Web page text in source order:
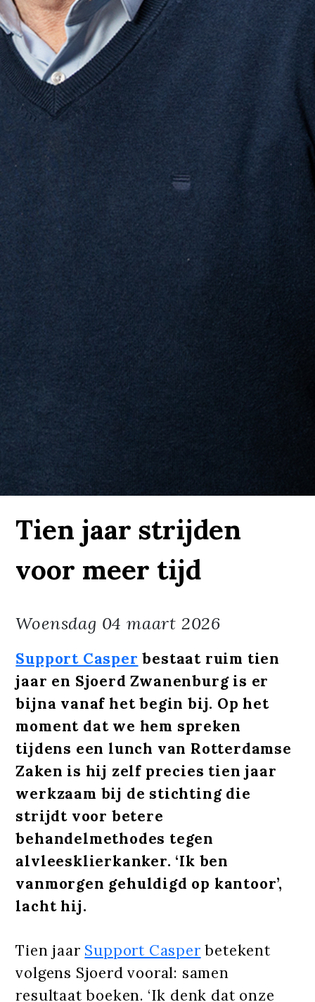
Tien jaar strijden
voor meer tijd
Woensdag 04 maart 2026
Support Casper bestaat ruim tien
jaar en Sjoerd Zwanenburg is er
bijna vanaf het begin bij. Op het
moment dat we hem spreken
tijdens een lunch van Rotterdamse
Zaken is hij zelf precies tien jaar
werkzaam bij de stichting die
strijdt voor betere
behandelmethodes tegen
alvleesklierkanker. ‘Ik ben
vanmorgen gehuldigd op kantoor’,
lacht hij.
Tien jaar Support Casper betekent
volgens Sjoerd vooral: samen
resultaat boeken. ‘Ik denk dat onze